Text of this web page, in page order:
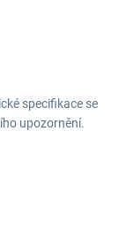
specifikace se
upozornění.